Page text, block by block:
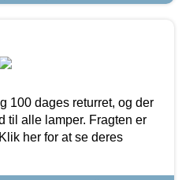
100 dages returret, og der
til alle lamper. Fragten er
her for at se deres